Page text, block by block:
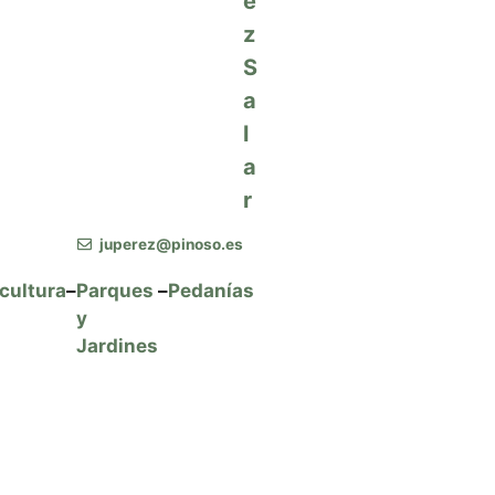
z
S
a
l
a
r
juperez@pinoso.es
–Parques
y
Jardines
–Pedanías